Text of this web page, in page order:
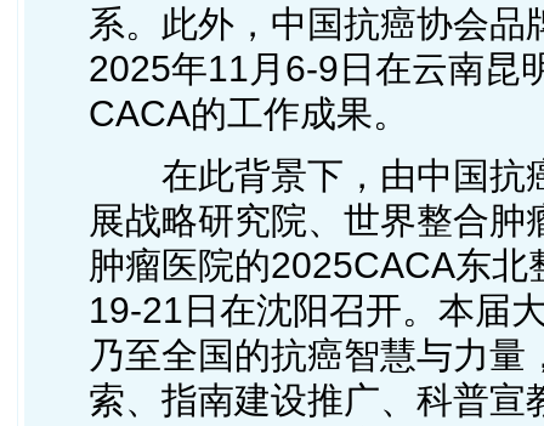
系。此外，中国抗癌协会
2025年11月6-9日在云南昆
CACA的工作成果。
在此背景下，由中国抗
展战略研究院、世界整合
肿瘤医院的2025CACA东
19-21日在沈阳召开。本届
乃至全国的抗癌智慧与力
索、指南建设推广、科普